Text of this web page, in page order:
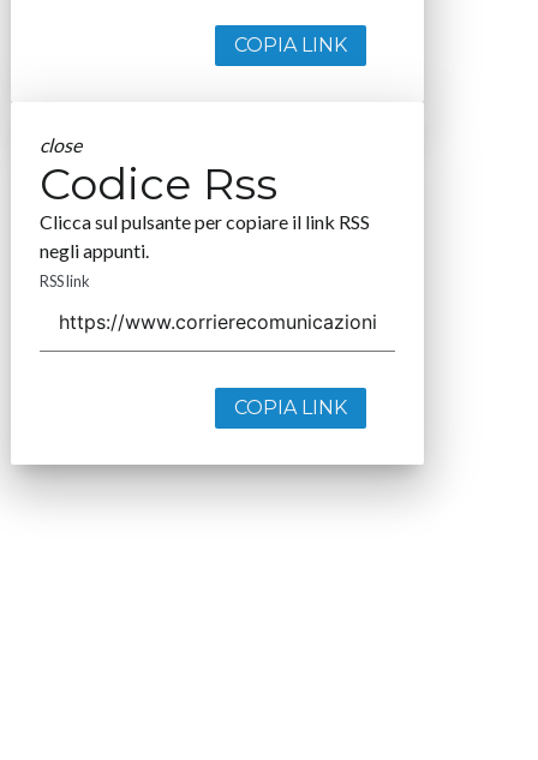
COPIA LINK
close
Codice Rss
Clicca sul pulsante per copiare il link RSS
negli appunti.
RSS link
COPIA LINK